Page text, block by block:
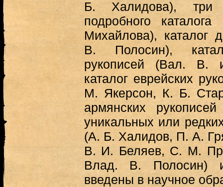
Б. Халидова), три
подробного
Михайлова), каталог
В. Полосин),
рукописей (Вал.
каталог еврейских
М. Якерсон, К. Б.
армянских
уникальных или
(А. Б. Халидов, П. А.
В. И. Беляев, С. М.
Влад. В. Полосин)
введены в научное